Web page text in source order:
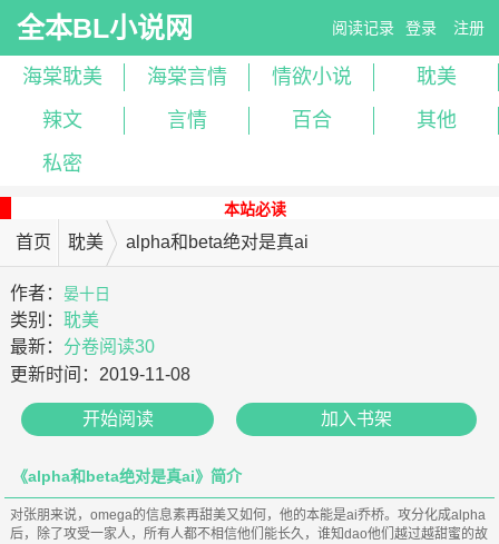
全本BL小说网 阅读记录 登录 注册
海棠耽美 海棠言情 情欲小说
耽美
辣文
言情 百合
其他
私密
本站必读
首页 耽美 alpha和beta绝对是真ai
作者：晏十日
类别：耽美
最新： 分卷阅读30
更新时间： 2019-11-08
开始阅读 加入书架
《alpha和beta绝对是真ai》简介
对张朋来说，omega的信息素再甜美又如何，他的本能是ai乔桥。攻分化成alpha
后，除了攻受一家人，所有人都不相信他们能长久，谁知dao他们越过越甜蜜的故